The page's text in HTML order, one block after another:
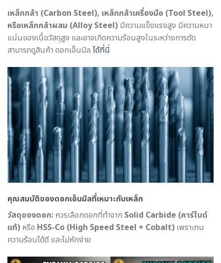
เหล็กกล้า (Carbon Steel), เหล็กกล้าเครื่องมือ (Tool Steel),
หรือเหล็กกล้าผสม (Alloy Steel) มีความแข็งแรงสูง มีความหนา
แน่นของเนื้อวัสดุสูง และอาจเกิดความร้อนสูงในระหว่างการตัด
สามารถดูสินค้า ดอกเอ็นมิล ได้ที่นี่
คุณสมบัติของดอกเอ็นมิลที่เหมาะกับเหล็ก
วัสดุของดอก: ควรเลือกดอกที่ทำจาก Solid Carbide (คาร์ไบด์
แท้) หรือ HSS-Co (High Speed Steel + Cobalt) เพราะทน
ความร้อนได้ดี และไม่หักง่าย